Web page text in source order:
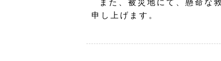
また、被災地にて、懸命な
申し上げます。